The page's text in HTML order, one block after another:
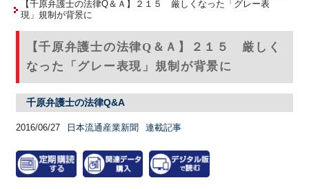
【千原弁護士の法律Q＆Ａ】２１５ 厳しくなった「グレー表
現」規制が背景に
【千原弁護士の法律Q＆Ａ】２１５ 厳しく
なった「グレー表現」規制が背景に
千原弁護士の法律Q&A
2016/06/27 日本流通産業新聞 連載記事